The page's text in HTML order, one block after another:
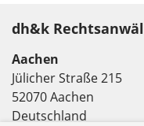
dh&k
Aachen
Jülicher Straße 215
52070 Aachen
Deutschland